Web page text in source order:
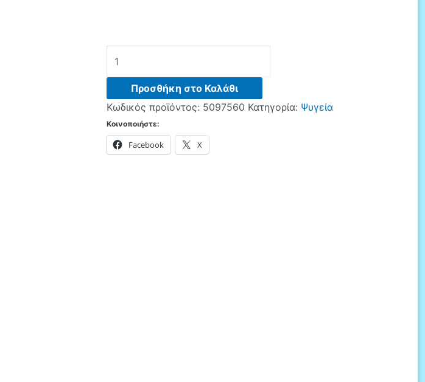
DPC143NFI
Frost
Inox
Προσθήκη στο Καλάθι
Κωδικός προϊόντος: 5097560 Κατηγορία: Ψυγεία
Κοινοποιήστε:
Facebook X